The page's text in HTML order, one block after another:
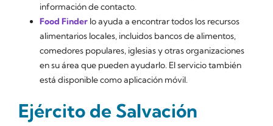
información de contacto.
Food Finder lo ayuda a encontrar todos los recursos
alimentarios locales, incluidos bancos de alimentos,
comedores populares, iglesias y otras organizaciones
en su área que pueden ayudarlo. El servicio también
está disponible como aplicación móvil.
Ejército de Salvación